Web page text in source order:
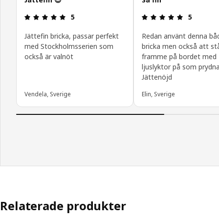
Recension: 5 utav 5 stjärnor.
5
Jättefin bricka, passar perfekt
med Stockholmsserien som
också är valnöt
Vendela, Sverige
5
Redan använt denna
bricka men också att
framme på bordet med
ljuslyktor på som
Jättenöjd
Elin, Sverige
Relaterade produkter